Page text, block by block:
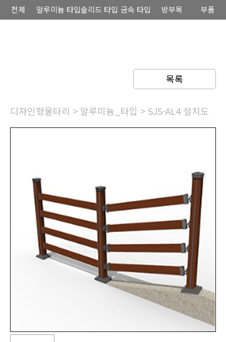
전체 알루미늄 타입솔리드 타입 금속 타입 방부목 부품
목록
디자인형울타리 > 알루미늄_타입 > SJS-AL4 설치도